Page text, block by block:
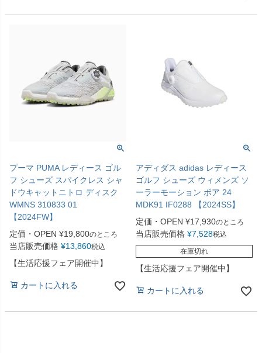
プーマ PUMA レディース ゴル
フ シューズ スパイクレス シャ
ドウキャットニトロ ディスク
WMNS 310833 01
【2024FW】
定価・OPEN ¥19,800のところ
当店販売価格 ¥13,860税込
【生活応援フェア開催中】
カートに入れる
アディダス adidas レディース
ゴルフ シューズ ウィメンズ ソ
ーラーモーション ボア 24
MDK91 IF0288 【2024SS】
定価・OPEN ¥17,930のところ
当店販売価格 ¥7,528税込
在庫切れ
【生活応援フェア開催中】
カートに入れる